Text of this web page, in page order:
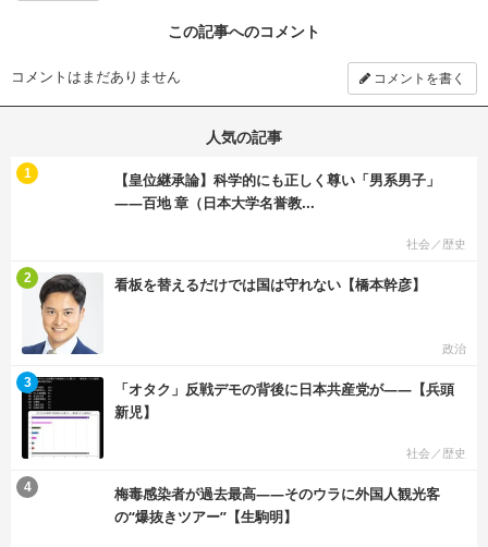
この記事へのコメント
コメントはまだありません コメントを書く
人気の記事
【皇位継承論】科学的にも正しく尊い「男系男子」
――百地 章（日本大学名誉教...
社会／歴史
1
看板を替えるだけでは国は守れない【橋本幹彦】
政治
2
「オタク」反戦デモの背後に日本共産党が――【兵頭
新児】
社会／歴史
3
梅毒感染者が過去最高――そのウラに外国人観光客
の“爆抜きツアー”【生駒明】
4